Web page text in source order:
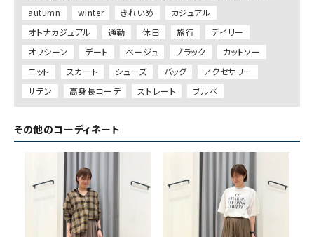
autumn
winter きれいめ
カジュアル
オトナカジュアル
通勤 休日 旅行
デイリー
オフシーン
デート ベージュ ブラック
カットソー
ニット
スカート シューズ バッグ
アクセサリー
サテン
高身長コーデ ストレート ブルべ
その他のコーディネート